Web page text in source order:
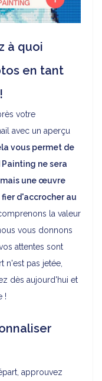
à quoi
en tant
votre
avec un aperçu
vous permet de
ne sera
une œuvre
d'accrocher au
la valeur
vous donnons
attentes sont
n'est pas jetée,
dès aujourd'hui et
!
approuvez